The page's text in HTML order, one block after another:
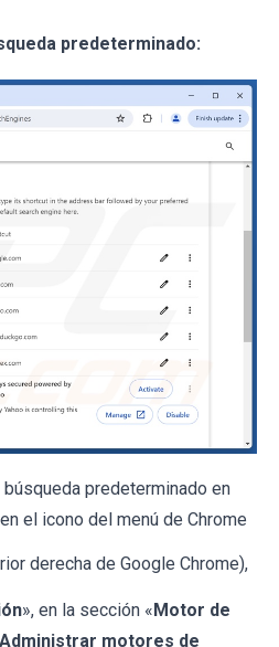
predeterminado:
predeterminado en
el icono del menú de Chrome
derecha de Google Chrome),
», en la sección «Motor de
Administrar motores de